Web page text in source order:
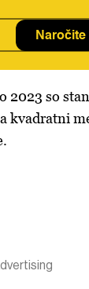
Naročite
2023 so
kvadratni